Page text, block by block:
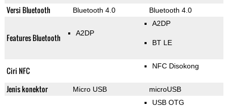
Versi Bluetooth Bluetooth 4.0 Bluetooth 4.0
Features Bluetooth A2DP
A2DP
BT LE
Ciri NFC NFC Disokong
Jenis konektor Micro USB microUSB
USB OTG